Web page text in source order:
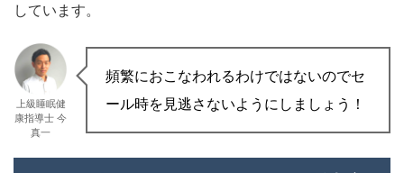
しています。
上級睡眠健
康指導士 今
真一
頻繁におこなわれるわけではないのでセ
ール時を見逃さないようにしましょう！